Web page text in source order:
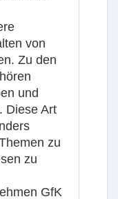
von
Zu den
und
Diese Art
zu
zu
GfK